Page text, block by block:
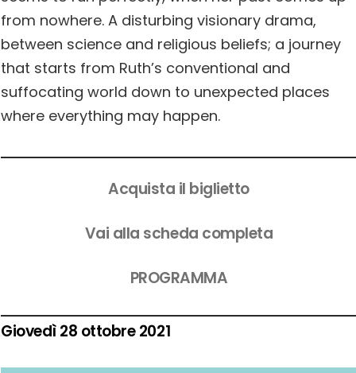
from nowhere. A disturbing visionary drama,
between science and religious beliefs; a journey
that starts from Ruth’s conventional and
suffocating world down to unexpected places
where everything may happen.
Acquista il biglietto
Vai alla scheda completa
PROGRAMMA
Giovedì 28 ottobre 2021